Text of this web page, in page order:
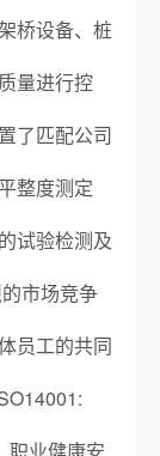
桥设备、桩
量进行控
了匹配公司
整度测定
试验检测及
市场竞争
员工的共同